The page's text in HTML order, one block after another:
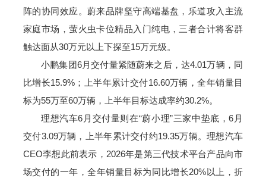
阵的协同效应。蔚来品牌坚守高端基盘，乐道攻入主流
家庭市场，萤火虫卡位精品入门纯电，三者合计将客群
触达面从30万元以上下探至15万元级。
小鹏集团6月交付量紧随蔚来之后，达4.01万辆，同
比增长15.9%；上半年累计交付16.60万辆，全年销量目
标为55万至60万辆，上半年目标达成率约30.2%。
理想汽车6月交付量则在“蔚小理”三家中垫底，6月
交付3.09万辆，上半年累计交付约19.35万辆。理想汽车
CEO李想此前表示，2026年是第三代技术平台产品向市
场交付的一年，全年销量目标为同比增长20%以上，折